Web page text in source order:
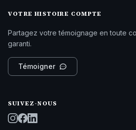
VOTRE HISTOIRE COMPTE
Partagez votre témoignage en toute
garanti.
Témoigner
SUIVEZ-NOUS